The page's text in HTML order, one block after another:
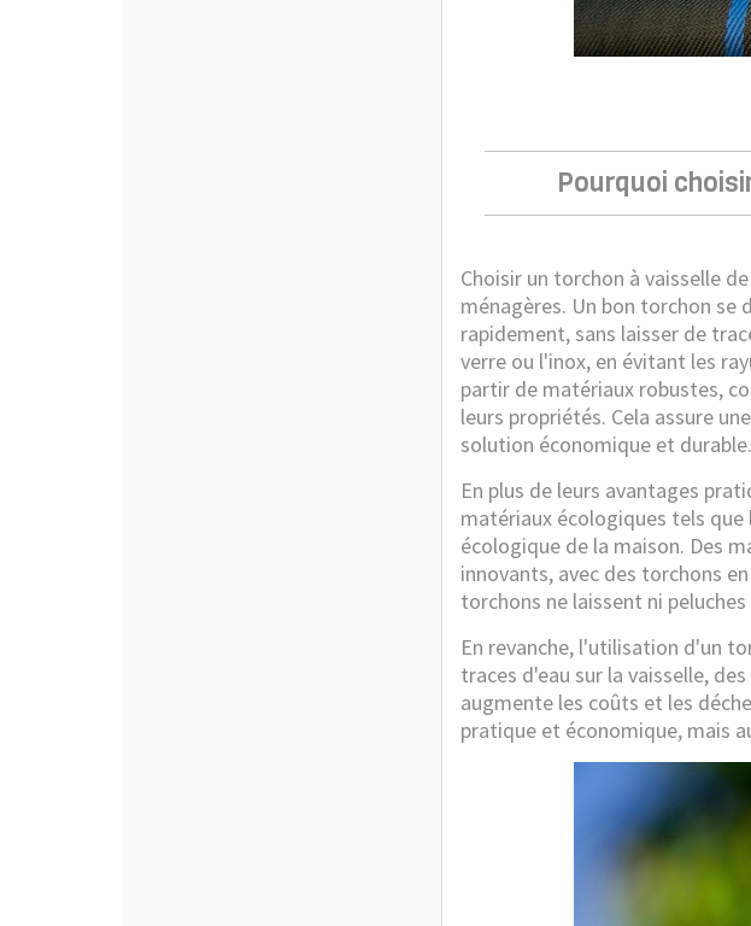
Pourquoi
Choisir un torchon à vaisselle
ménagères. Un bon torchon
rapidement, sans laisser de
verre ou l'inox, en évitant les
partir de matériaux robustes,
leurs propriétés. Cela assure
solution économique et durable.
En plus de leurs avantages
matériaux écologiques tels
écologique de la maison. Des
innovants, avec des torchons
torchons ne laissent ni
En revanche, l'utilisation d'un
traces d'eau sur la vaisselle,
augmente les coûts et les
pratique et économique, mais